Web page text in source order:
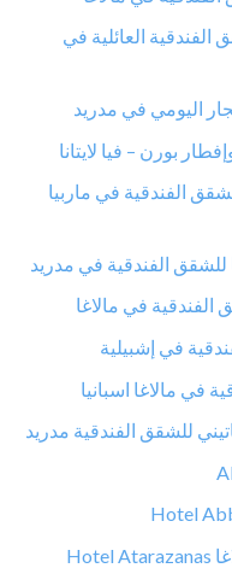
ماتوتي 11 للشقق الفندقية العائلية في
اليومي في مدريد
بورن – فيا لايتانا
الفندقية في ماربيا
للشقق الفندقية في مدريد
الفندقية في مالاغا
في إشبيلية
في مالاغا اسبانيا
للشقق الفندقية مدريد
فندق أتاراثاناس مالاغا البوتيكي مالاغا Hotel Atarazanas